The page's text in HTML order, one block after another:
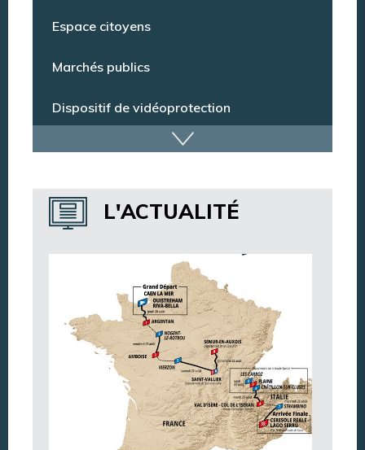
Conseil municipal
Espace citoyens
Marchés publics
Dispositif de vidéoprotection
Annuaire des services
Annuaire des associations
Argentan Aujourd’hui
L'ACTUALITÉ